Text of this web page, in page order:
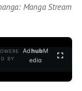
Manga Stream
D BY
AdhubM
edia